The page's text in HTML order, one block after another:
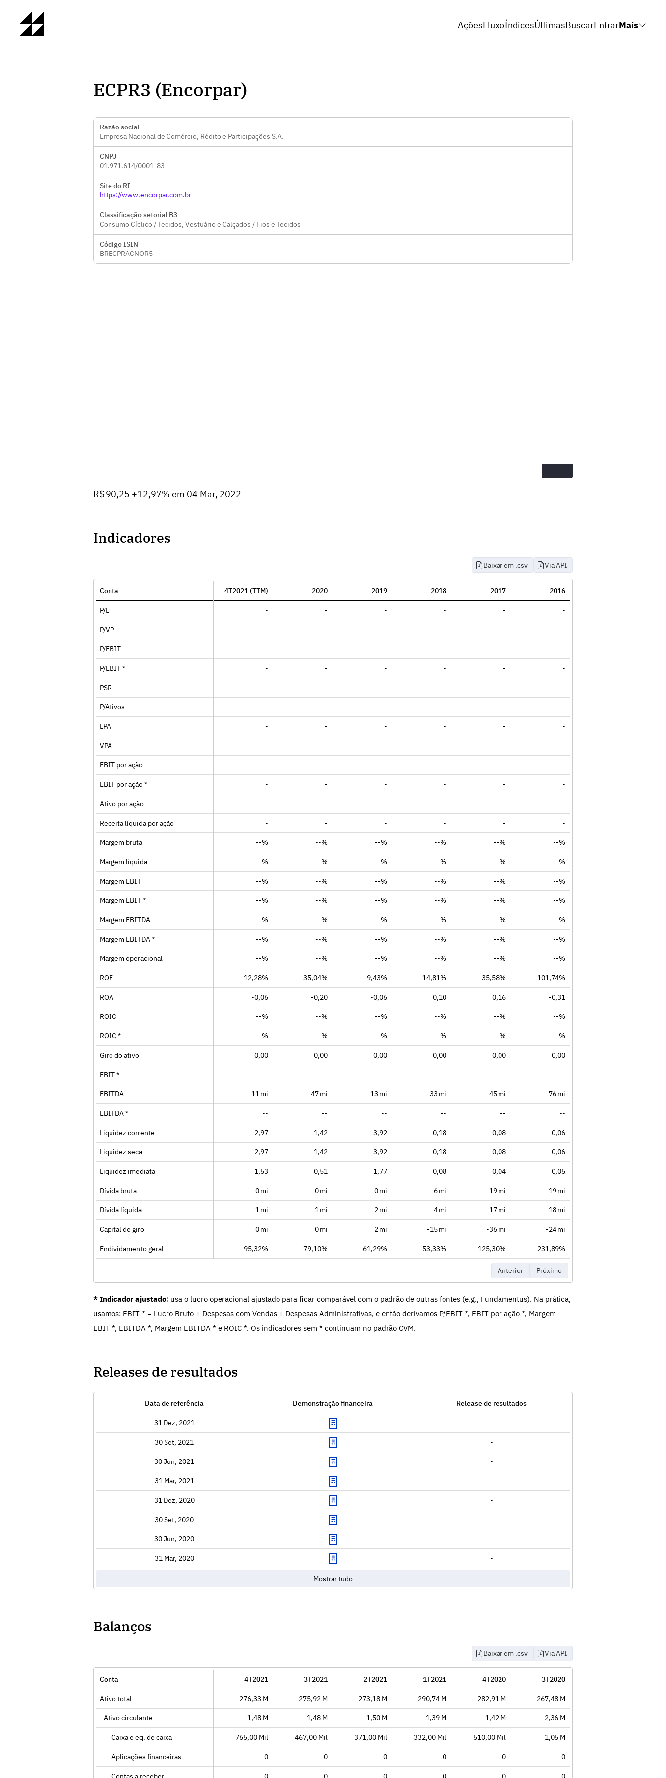
AçõesFluxoÍndicesÚltimasBuscarEntrarMais
ECPR3 (Encorpar)
Razão social
Empresa Nacional de Comércio, Rédito e Participações S.A.
CNPJ
01.971.614/0001-83
Site do RI
https://www.encorpar.com.br
Classificação setorial B3
Consumo Cíclico / Tecidos, Vestuário e Calçados / Fios e Tecidos
Código ISIN
BRECPRACNOR5
R$ 90,25 +12,97% em 04 Mar, 2022
Indicadores
Baixar em .csv Via API
Conta 4T2021 (TTM) 2020 2019 2018 2017 2016
P/L - - - - - -
P/VP - - - - - -
P/EBIT - - - - - -
P/EBIT * - - - - - -
PSR - - - - - -
P/Ativos - - - - - -
LPA - - - - - -
VPA - - - - - -
EBIT por ação - - - - - -
EBIT por ação * - - - - - -
Ativo por ação - - - - - -
Receita líquida por ação - - - - - -
Margem bruta --% --% --% --% --% --%
Margem líquida --% --% --% --% --% --%
Margem EBIT --% --% --% --% --% --%
Margem EBIT * --% --% --% --% --% --%
Margem EBITDA --% --% --% --% --% --%
Margem EBITDA * --% --% --% --% --% --%
Margem operacional --% --% --% --% --% --%
ROE -12,28% -35,04% -9,43% 14,81% 35,58% -101,74%
ROA -0,06 -0,20 -0,06 0,10 0,16 -0,31
ROIC --% --% --% --% --% --%
ROIC * --% --% --% --% --% --%
Giro do ativo 0,00 0,00 0,00 0,00 0,00 0,00
EBIT * -- -- -- -- -- --
EBITDA -11 mi -47 mi -13 mi 33 mi 45 mi -76 mi
EBITDA * -- -- -- -- -- --
Liquidez corrente 2,97 1,42 3,92 0,18 0,08 0,06
Liquidez seca 2,97 1,42 3,92 0,18 0,08 0,06
Liquidez imediata 1,53 0,51 1,77 0,08 0,04 0,05
Dívida bruta 0 mi 0 mi 0 mi 6 mi 19 mi 19 mi
Dívida líquida -1 mi -1 mi -2 mi 4 mi 17 mi 18 mi
Capital de giro 0 mi 0 mi 2 mi -15 mi -36 mi -24 mi
Endividamento geral 95,32% 79,10% 61,29% 53,33% 125,30% 231,89%
Anterior Próximo
* Indicador ajustado: usa o lucro operacional ajustado para ficar comparável com o padrão de outras fontes (e.g., Fundamentus). Na prática,
usamos: EBIT * = Lucro Bruto + Despesas com Vendas + Despesas Administrativas, e então derivamos P/EBIT *, EBIT por ação *, Margem
EBIT *, EBITDA *, Margem EBITDA * e ROIC *. Os indicadores sem * continuam no padrão CVM.
Releases de resultados
Data de referência Demonstração financeira Release de resultados
31 Dez, 2021 -
30 Set, 2021 -
30 Jun, 2021 -
31 Mar, 2021 -
31 Dez, 2020 -
30 Set, 2020 -
30 Jun, 2020 -
31 Mar, 2020 -
Mostrar tudo
Balanços
Baixar em .csv Via API
Conta 4T2021 3T2021 2T2021 1T2021 4T2020 3T2020
Ativo total 276,33 M 275,92 M 273,18 M 290,74 M 282,91 M 267,48 M
Ativo circulante 1,48 M 1,48 M 1,50 M 1,39 M 1,42 M 2,36 M
Caixa e eq. de caixa 765,00 Mil 467,00 Mil 371,00 Mil 332,00 Mil 510,00 Mil 1,05 M
Aplicações financeiras 0 0 0 0 0 0
Contas a receber 0 0 0 0 0 0